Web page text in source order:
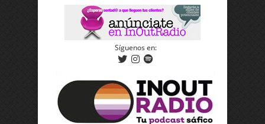
Síguenos en: